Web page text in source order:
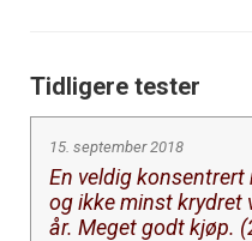
Tidligere tester
15. september 2018
En veldig
og ikke minst krydret
år. Meget godt kjøp.